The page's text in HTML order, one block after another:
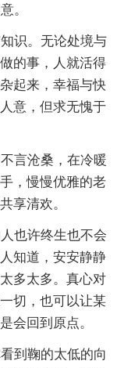
。
识。无论处境与
的事，人就活得
起来，幸福与快
意，但求无愧于
言沧桑，在冷暖
，慢慢优雅的老
享清欢。
也许终生也不会
知道，安安静静
多太多。真心对
切，也可以让某
会回到原点。
到鞠的太低的向